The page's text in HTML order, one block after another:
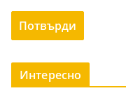
Интересно